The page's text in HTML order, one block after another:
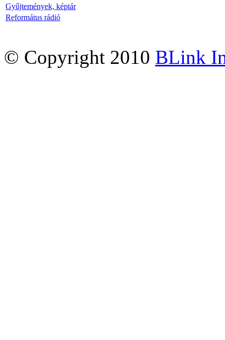
Gyűjtemények, képtár
Református rádió
© Copyright 2010 BLink